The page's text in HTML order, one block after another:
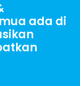
ada di